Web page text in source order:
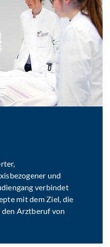
und
verbindet
mit dem Ziel, die
Arztberuf von